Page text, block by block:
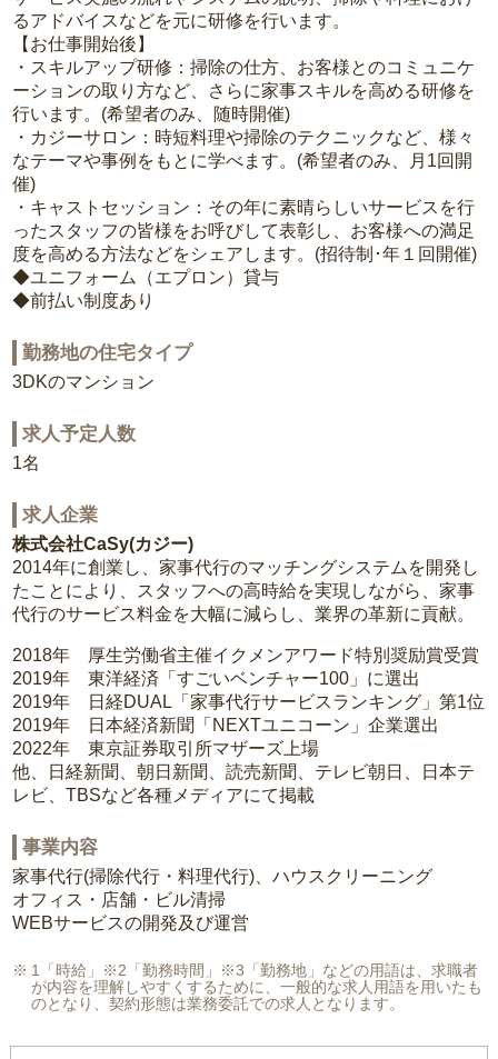
るアドバイスなどを元に研修を行います。
【お仕事開始後】
・スキルアップ研修：掃除の仕方、お客様とのコミュニケ
ーションの取り方など、さらに家事スキルを高める研修を
行います。(希望者のみ、随時開催)
・カジーサロン：時短料理や掃除のテクニックなど、様々
なテーマや事例をもとに学べます。(希望者のみ、月1回開
催)
・キャストセッション：その年に素晴らしいサービスを行
ったスタッフの皆様をお呼びして表彰し、お客様への満足
度を高める方法などをシェアします。(招待制･年１回開催)
◆ユニフォーム（エプロン）貸与
◆前払い制度あり
勤務地の住宅タイプ
3DKのマンション
求人予定人数
1名
求人企業
株式会社CaSy(カジー)
2014年に創業し、家事代行のマッチングシステムを開発し
たことにより、スタッフへの高時給を実現しながら、家事
代行のサービス料金を大幅に減らし、業界の革新に貢献。
2018年 厚生労働省主催イクメンアワード特別奨励賞受賞
2019年 東洋経済「すごいベンチャー100」に選出
2019年 日経DUAL「家事代行サービスランキング」第1位
2019年 日本経済新聞「NEXTユニコーン」企業選出
2022年 東京証券取引所マザーズ上場
他、日経新聞、朝日新聞、読売新聞、テレビ朝日、日本テ
レビ、TBSなど各種メディアにて掲載
事業内容
家事代行(掃除代行・料理代行)、ハウスクリーニング
オフィス・店舗・ビル清掃
WEBサービスの開発及び運営
1「時給」※2「勤務時間」※3「勤務地」などの用語は、求職者
が内容を理解しやすくするために、一般的な求人用語を用いたも
のとなり、契約形態は業務委託での求人となります。